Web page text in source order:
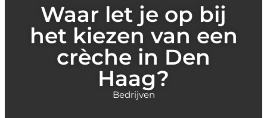
Waar let je op bij
het kiezen van een
crèche in Den
Haag?
Bedrijven